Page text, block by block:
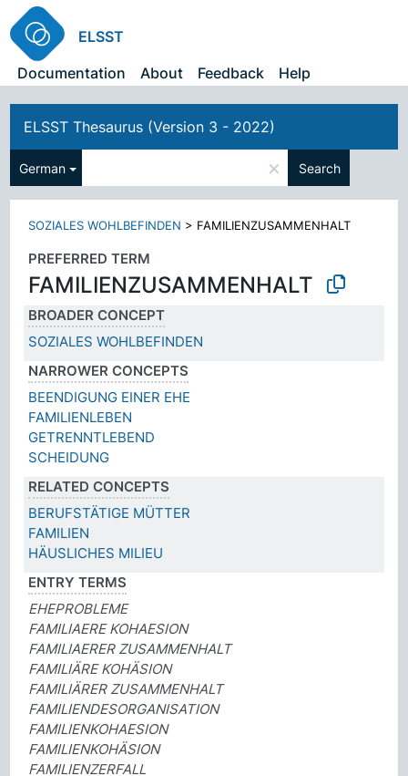
ELSST
Documentation
About Feedback Help
ELSST Thesaurus (Version 3 - 2022)
German × Search
SOZIALES WOHLBEFINDEN > FAMILIENZUSAMMENHALT
PREFERRED TERM
FAMILIENZUSAMMENHALT
BROADER CONCEPT
SOZIALES WOHLBEFINDEN
NARROWER CONCEPTS
BEENDIGUNG EINER EHE
FAMILIENLEBEN
GETRENNTLEBEND
SCHEIDUNG
RELATED CONCEPTS
BERUFSTÄTIGE MÜTTER
FAMILIEN
HÄUSLICHES MILIEU
ENTRY TERMS
EHEPROBLEME
FAMILIAERE KOHAESION
FAMILIAERER ZUSAMMENHALT
FAMILIÄRE KOHÄSION
FAMILIÄRER ZUSAMMENHALT
FAMILIENDESORGANISATION
FAMILIENKOHAESION
FAMILIENKOHÄSION
FAMILIENZERFALL